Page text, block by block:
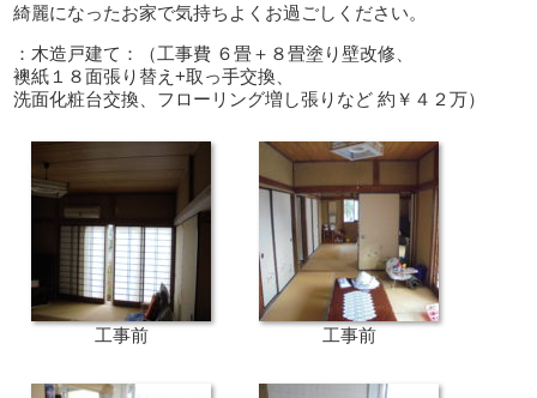
綺麗になったお家で気持ちよくお過ごしください。
：木造戸建て：（工事費 ６畳＋８畳塗り壁改修、
襖紙１８面張り替え+取っ手交換、
洗面化粧台交換、フローリング増し張りなど 約￥４２万）
工事前 工事前